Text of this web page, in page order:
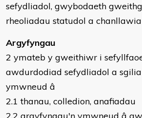
sefydliadol, gwybodaeth
rheoliadau statudol a
Argyfyngau
2 ymateb y gweithiwr i
awdurdodiad sefydliadol a
ymwneud â
2.1 thanau, colledion, anafiadau